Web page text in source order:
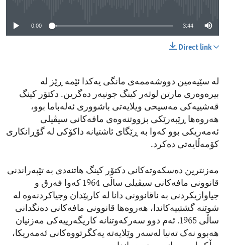
0:00 3:44
Direct link
لە سێیەمین دووشەممەی مانگی یەکدا ئێمە ڕێز لە
بیرەوەری مارتن لوثەر کینگ جونیەر دەگرین. دکتۆر کینگ
قەشيیەکی مەسیحی ویلایەتی باشووری ئەلەباما بوو،
هەروەها ڕێبەرێکی بزووتنەوەی مافەکانی سیڤیلی
ئەمەریکی بوو کەوا بە ڕێگای ئاشتیانە داکۆکی لە گۆڕانکاری
کۆمەڵایەتی دەکرد.
مەزنترین دەسکەوتەکانی دکتۆر کینگ هاتنەدی بە تێپەراندنی
قانوونی مافەکانی سیڤیلی ساڵی 1964 کەوا فەرق و
جیاوازیکردنی بە ناقانوونی دانا لە کارپێدان وجیاکردنەوە لە
شوێنە گشتییەکاندا، هەروەها قانوونی مافەکانی دەنگدانی
ساڵی 1965. ئەم دوو سەرکەوتنانە کاریگەرییەکی مەزنیان
هەبوو نەک تەنیا لەسەر وێلایەتە یەکگرتووەکانی ئەمەریکا،